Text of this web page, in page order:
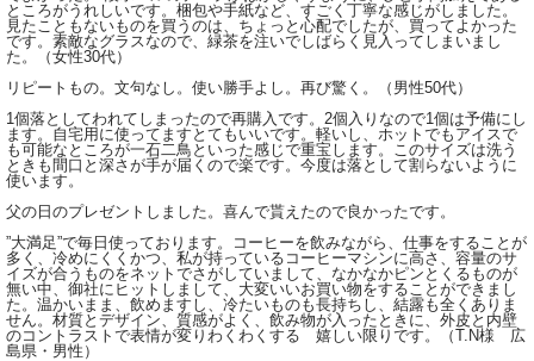
ところがうれしいです。梱包や手紙など、すごく丁寧な感じがしました。
見たこともないものを買うのは、ちょっと心配でしたが、買ってよかった
です。素敵なグラスなので、緑茶を注いでしばらく見入ってしまいまし
た。（女性30代）
リピートもの。文句なし。使い勝手よし。再び驚く。（男性50代）
1個落としてわれてしまったので再購入です。2個入りなので1個は予備にし
ます。自宅用に使ってますとてもいいです。軽いし、ホットでもアイスで
も可能なところが一石二鳥といった感じで重宝します。このサイズは洗う
ときも間口と深さが手が届くので楽です。今度は落として割らないように
使います。
父の日のプレゼントしました。喜んで貰えたので良かったです。
”大満足”で毎日使っております。コーヒーを飲みながら、仕事をすることが
多く、冷めにくくかつ、私が持っているコーヒーマシンに高さ、容量のサ
イズが合うものをネットでさがしていまして、なかなかピンとくるものが
無い中、御社にヒットしまして、大変いいお買い物をすることができまし
た。温かいまま、飲めますし、冷たいものも長持ちし、結露も全くありま
せん。材質とデザイン、質感がよく、飲み物が入ったときに、外皮と内壁
のコントラストで表情が変りわくわくする 嬉しい限りです。（T.N様 広
島県・男性）